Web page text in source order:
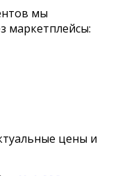
мы
маркетплейсы:
цены и